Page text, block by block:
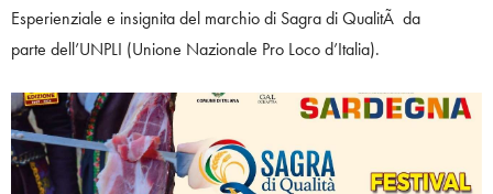
Esperienziale e insignita del marchio di Sagra di QualitÃ da
parte dell’UNPLI (Unione Nazionale Pro Loco d’Italia).